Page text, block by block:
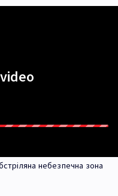
небезпечна зона